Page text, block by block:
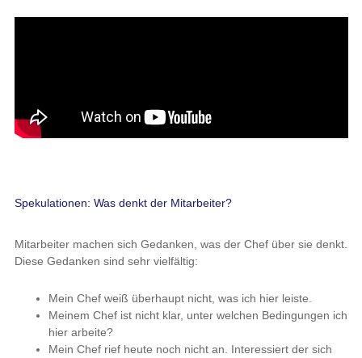
Spekulationen: Was denkt der Mitarbeiter?
Mitarbeiter machen sich Gedanken, was der Chef über sie denkt.
Diese Gedanken sind sehr vielfältig:
Mein Chef weiß überhaupt nicht, was ich hier leiste.
Meinem Chef ist nicht klar, unter welchen Bedingungen ich
hier arbeite?
Mein Chef rief heute noch nicht an. Interessiert der sich